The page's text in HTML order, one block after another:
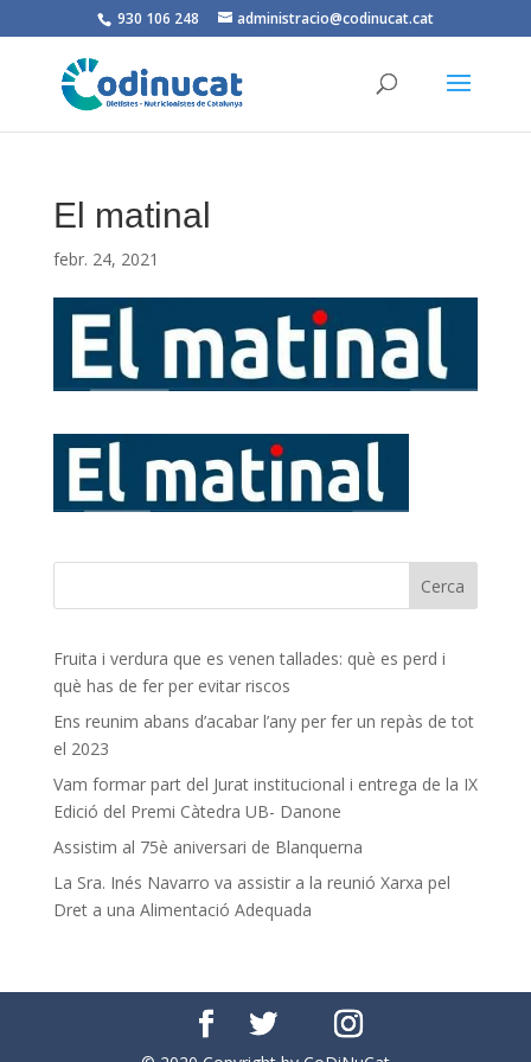
930 106 248 administracio@codinucat.cat
El matinal
febr. 24, 2021
Fruita i verdura que es venen tallades: què es perd i
què has de fer per evitar riscos
Ens reunim abans d’acabar l’any per fer un repàs de tot
el 2023
Vam formar part del Jurat institucional i entrega de la IX
Edició del Premi Càtedra UB- Danone
Assistim al 75è aniversari de Blanquerna
La Sra. Inés Navarro va assistir a la reunió Xarxa pel
Dret a una Alimentació Adequada